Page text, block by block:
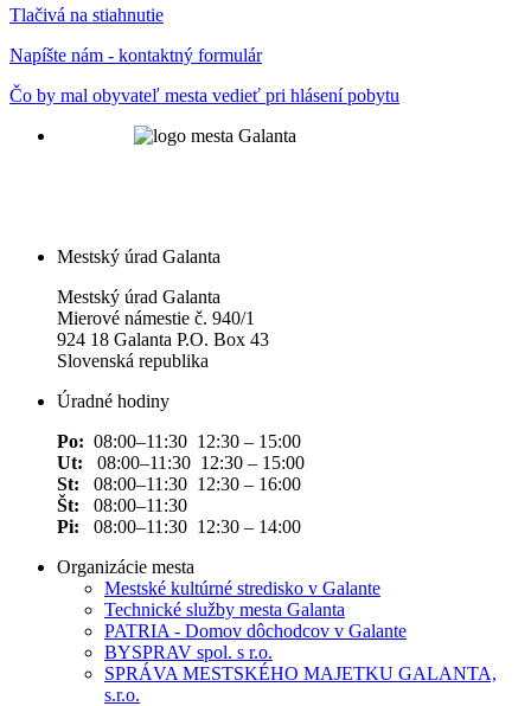
Tlačivá na stiahnutie
Napíšte nám - kontaktný formulár
Čo by mal obyvateľ mesta vedieť pri hlásení pobytu
Mestský úrad Galanta
Mestský úrad Galanta
Mierové námestie č. 940/1
924 18 Galanta P.O. Box 43
Slovenská republika
Úradné hodiny
Po: 08:00–11:30 12:30 – 15:00
Ut: 08:00–11:30 12:30 – 15:00
St: 08:00–11:30 12:30 – 16:00
Št: 08:00–11:30
Pi: 08:00–11:30 12:30 – 14:00
Organizácie mesta
Mestské kultúrné stredisko v Galante
Technické služby mesta Galanta
PATRIA - Domov dôchodcov v Galante
BYSPRAV spol. s r.o.
SPRÁVA MESTSKÉHO MAJETKU GALANTA,
s.r.o.